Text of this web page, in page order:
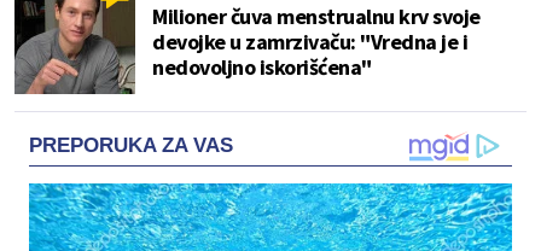
Milioner čuva menstrualnu krv svoje
devojke u zamrzivaču: "Vredna je i
nedovoljno iskorišćena"
PREPORUKA ZA VAS